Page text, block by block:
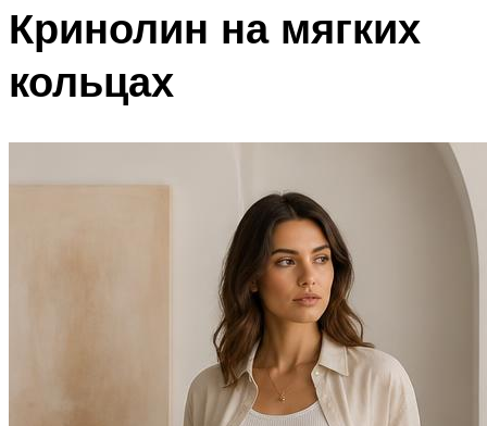
Кринолин на мягких
кольцах